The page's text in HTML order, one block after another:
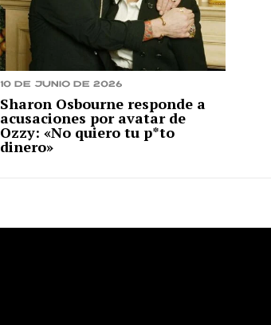
10 de junio de 2026
Sharon Osbourne responde a
acusaciones por avatar de
Ozzy: «No quiero tu p*to
dinero»